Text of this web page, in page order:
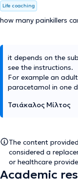
Life coaching
how many painkillers
it depends on the
see the instructions.
For example an
paracetamol in one
Τσιάκαλος Μίλτος
The content
considered a
or healthcare
Academic